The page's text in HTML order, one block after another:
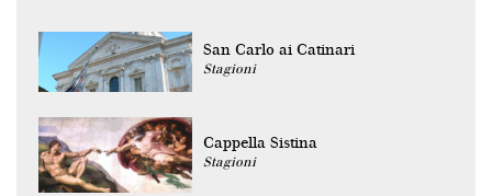
San Carlo ai Catinari
Stagioni
Cappella Sistina
Stagioni